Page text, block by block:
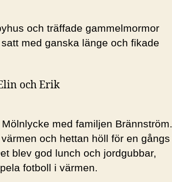
och träffade gammelmormor
med ganska länge och fikade
med familjen Brännström.
och hettan höll för en gångs
blev god lunch och jordgubbar,
fotboll i värmen.